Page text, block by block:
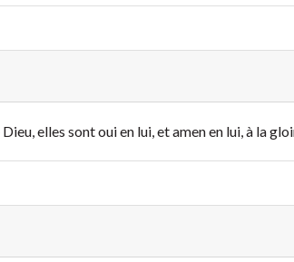
elles sont oui en lui, et amen en lui, à la